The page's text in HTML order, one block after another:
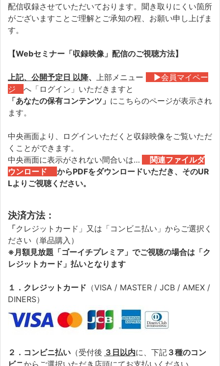
配信収録させていただいております。聞き取りにくい箇所
がございますことご理解とご承知の程、お願い申し上げま
す。
【Webセミナー「収録映像」配信のご視聴方法】
上記、公開予定日 以降、 上部メニュー
▶会員マイペー
ジ へ「ログイン」いただきますと
「あなたの保有コンテンツ」 にこちらのページが表示され
ます。
中央画面より、ログインいただくと収録映像をご覧いただ
くことができます。
中央画面に表示がされない間合いは…
関連ファイルダ
ウンロード からPDFをダウンロードいただき、そのUR
Lよりご視聴ください。
決済方法：
「クレジットカード」又は「コンビニ払い」からご選択く
ださい（単品購入）
※月額見放題「ゴーイチプレミア」でご視聴の場合は「ク
レジットカード」払いとなります
１．クレジットカード （VISA / MASTER / JCB / AMEX /
DINERS）
２．コンビニ払い （受付後 ３日以内に、下記 ３種のコン
ビニからご選択いただき店頭にてお支払いください